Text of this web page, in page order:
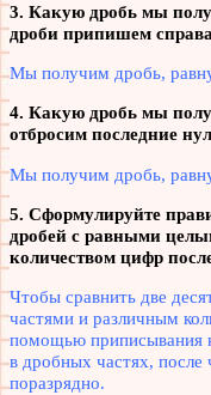
3. Какую дробь мы
дроби припишем
Мы получим дробь,
4. Какую дробь мы
отбросим последние
Мы получим дробь,
5. Сформулируйте
дробей с равными
количеством цифр
Чтобы сравнить две
частями и различным
помощью приписывания
в дробных частях, после
поразрядно.